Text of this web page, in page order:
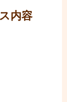
内容